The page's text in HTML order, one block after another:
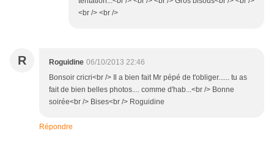
<br /> <br />
R Roguidine 06/10/2013 22:46
Bonsoir cricri<br /> Il a bien fait Mr pépé de t'obliger...... tu as
fait de bien belles photos.... comme d'hab...<br /> Bonne
soirée<br /> Bises<br /> Roguidine
Répondre